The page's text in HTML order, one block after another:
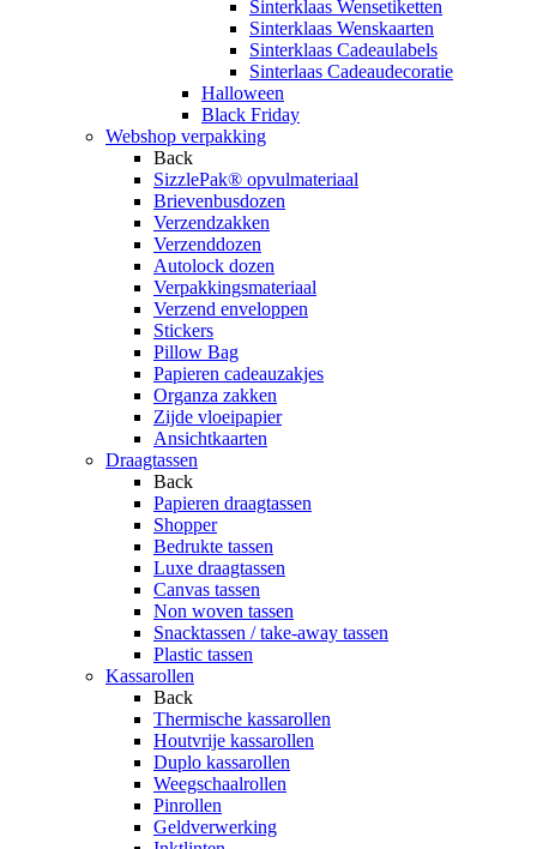
Sinterklaas Wensetiketten
Sinterklaas Wenskaarten
Sinterklaas Cadeaulabels
Sinterlaas Cadeaudecoratie
Halloween
Black Friday
Webshop verpakking
Back
SizzlePak® opvulmateriaal
Brievenbusdozen
Verzendzakken
Verzenddozen
Autolock dozen
Verpakkingsmateriaal
Verzend enveloppen
Stickers
Pillow Bag
Papieren cadeauzakjes
Organza zakken
Zijde vloeipapier
Ansichtkaarten
Draagtassen
Back
Papieren draagtassen
Shopper
Bedrukte tassen
Luxe draagtassen
Canvas tassen
Non woven tassen
Snacktassen / take-away tassen
Plastic tassen
Kassarollen
Back
Thermische kassarollen
Houtvrije kassarollen
Duplo kassarollen
Weegschaalrollen
Pinrollen
Geldverwerking